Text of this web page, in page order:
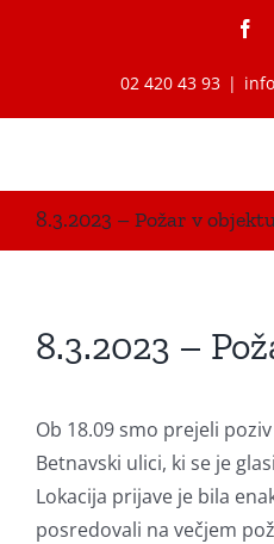
02 420 43 93 |
8.3.2023 – Požar v
8.3.2023 –
Ob 18.09 smo prejeli
Betnavski ulici, ki se je
Lokacija prijave je bila
posredovali na večjem